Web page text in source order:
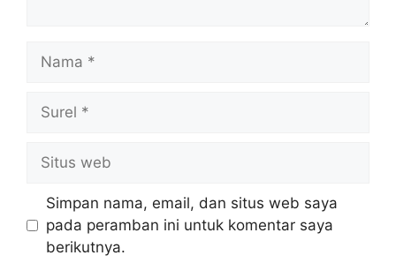
Nama
Surel
Situs
web
Simpan nama, email, dan situs web saya
pada peramban ini untuk komentar saya
berikutnya.